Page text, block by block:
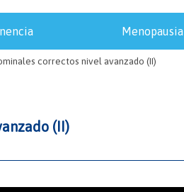
menopausia
correctos nivel avanzado (II)
(II)